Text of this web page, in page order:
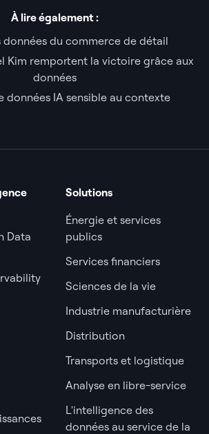
À lire également :
données du commerce de détail
Kim remportent la victoire grâce aux
données
données IA sensible au contexte
Data
Solutions
Énergie et services
publics
Services financiers
Sciences de la vie
Industrie manufacturière
Distribution
Transports et logistique
Analyse en libre-service
L'intelligence des
données au service de la